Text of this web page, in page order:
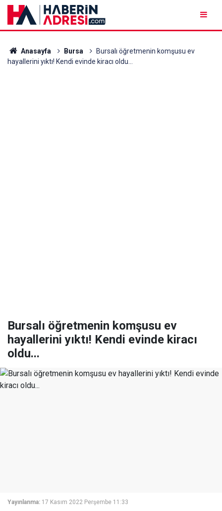
Anasayfa Bursa
Bursalı öğretmenin komşusu ev
hayallerini yıktı! Kendi evinde kiracı oldu...
Bursalı öğretmenin komşusu ev
hayallerini yıktı! Kendi evinde kiracı
oldu...
Yayınlanma: 17 Kasım 2022 Perşembe 11:33